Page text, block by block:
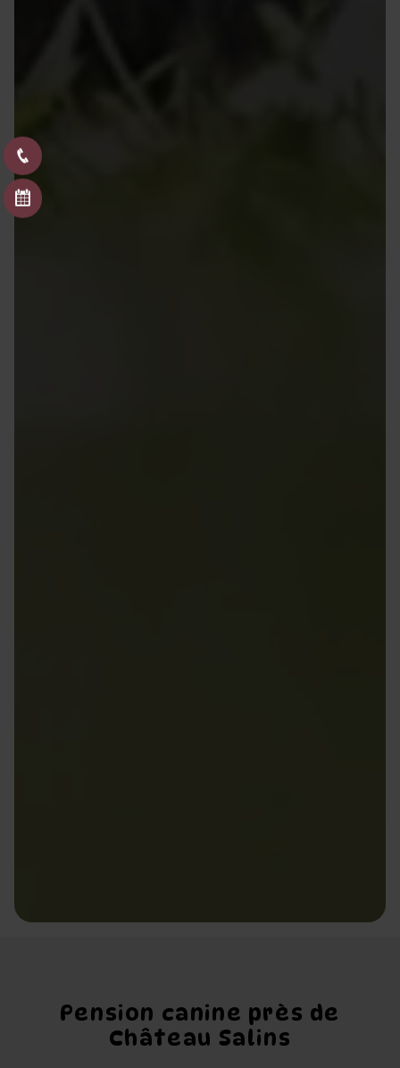
Pension canine près de
Château Salins